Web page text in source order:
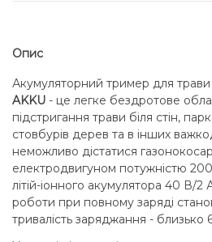
Опис
Акумуляторний тример для трави
AKKU - це легке бездротове
підстригання трави біля стін,
стовбурів дерев та в інших
неможливо дістатися
електродвигуном потужністю
літій-іонного акумулятора 40 В/
роботи при повному заряді
тривалiсть заряджання - близько